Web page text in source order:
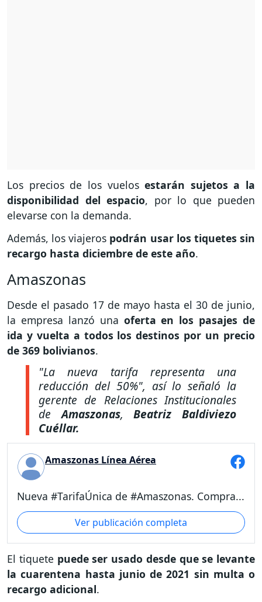
Los precios de los vuelosestarán sujetos a la
disponibilidad del espacio, por lo que pueden
elevarse con la demanda.
Además, los viajeros podrán usar los tiquetes sin
recargo hasta diciembre de este año.
Amaszonas
Desde el pasado 17 de mayo hasta el 30 de junio,
la empresa lanzó una oferta en los pasajes de
ida y vuelta a todos los destinos por un precio
de 369 bolivianos.
"La nueva tarifa representa una
reducción del 50%", así lo señaló la
gerente de Relaciones Institucionales
deAmaszonas,Beatriz Baldiviezo
Cuéllar.
Amaszonas Línea Aérea
Nueva #TarifaÚnica de #Amaszonas. Compra...
Ver publicación completa
El tiquete puede ser usado desde que se levante
la cuarentena hasta junio de 2021 sin multa o
recargo adicional.